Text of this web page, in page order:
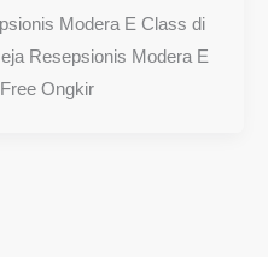
Modera E Class di
Resepsionis Modera E
Ongkir